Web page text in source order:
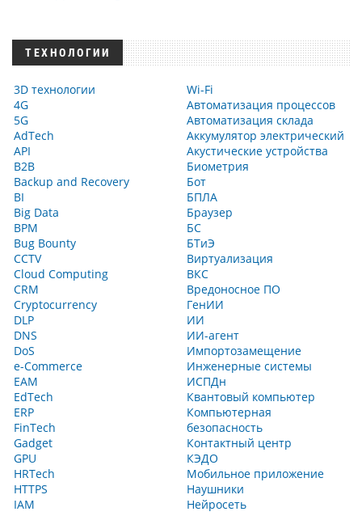
ТЕХНОЛОГИИ
3D технологии
4G
5G
AdTech
API
B2B
Backup and Recovery
BI
Big Data
BPM
Bug Bounty
CCTV
Cloud Computing
CRM
Cryptocurrency
DLP
DNS
DoS
e-Commerce
EAM
EdTech
ERP
FinTech
Gadget
GPU
HRTech
HTTPS
IAM
Wi-Fi
Автоматизация процессов
Автоматизация склада
Аккумулятор электрический
Акустические устройства
Биометрия
Бот
БПЛА
Браузер
БС
БТиЭ
Виртуализация
ВКС
Вредоносное ПО
ГенИИ
ИИ
ИИ-агент
Импортозамещение
Инженерные системы
ИСПДн
Квантовый компьютер
Компьютерная
безопасность
Контактный центр
КЭДО
Мобильное приложение
Наушники
Нейросеть